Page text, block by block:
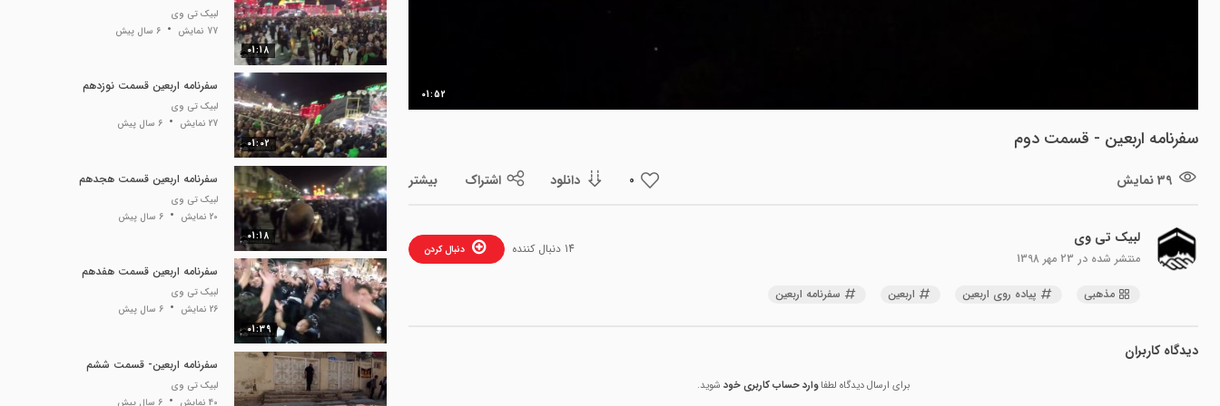
01:52
سفرنامه اربعین - قسمت دوم
39 نمایش 0 دانلود اشتراک بیشتر
لبیک تی وی
منتشر شده در 23 مهر 1398
دنبال کردن 14 دنبال کننده
مذهبی پیاده روی اربعین اربعین سفرنامه اربعین
دیدگاه کاربران
برای ارسال دیدگاه لطفاوارد حساب کاربری خود شوید.
01:18
لبیک تی وی
77 نمایش
6 سال پیش
01:02
سفرنامه اربعین قسمت نوزدهم
لبیک تی وی
27 نمایش
6 سال پیش
01:18
سفرنامه اربعین قسمت هجدهم
لبیک تی وی
20 نمایش
6 سال پیش
01:39
سفرنامه اربعین قسمت هفدهم
لبیک تی وی
26 نمایش
6 سال پیش
سفرنامه اربعین- قسمت ششم
لبیک تی وی
40 نمایش
6 سال پیش